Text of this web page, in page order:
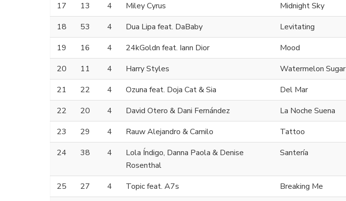
17
13 4 Miley Cyrus
Midnight Sky
18
53 4 Dua Lipa feat. DaBaby
Levitating
19
16 4 24kGoldn feat. Iann Dior
Mood
20
11 4 Harry Styles
Watermelon Sugar
21
22 4 Ozuna feat. Doja Cat & Sia
Del Mar
22
20 4 David Otero & Dani Fernández
La Noche Suena
23
29 4 Rauw Alejandro & Camilo
Tattoo
24
38 4
Lola Índigo, Danna Paola & Denise
Rosenthal
Santería
25 27 4 Topic feat. A7s
Breaking Me